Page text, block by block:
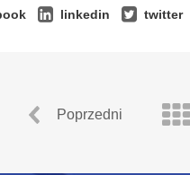
linkedin twitter
Poprzedni